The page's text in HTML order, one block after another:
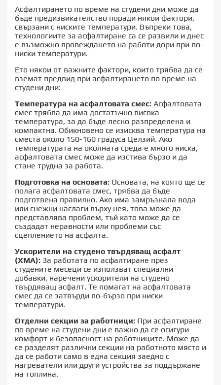
Асфалтирането по време на студени дни може да
бъде предизвикателство поради някои фактори,
свързани с ниските температури. Въпреки това,
технологиите за асфалтиране са се развили и днес
е възможно провеждането на работи дори при по-
ниски температури.
Ето някои от важните фактори, които трябва да се
вземат предвид при асфалтирането по време на
студени дни:
Температура на асфалтовата смес: Асфалтовата
смес трябва да има достатъчно висока
температура, за да бъде лесно разпределена и
компактна. Обикновено се изисква температура на
сместа около 150-160 градуса Целзий. Ако
температурата на околната среда е много ниска,
асфалтовата смес може да изстива бързо и да
стане трудна за работа.
Подготовка на основата: Основата, на която ще се
полага асфалтовата смес, трябва да бъде
подготвена правилно. Ако има замръзнала вода
или снежни наслаги върху нея, това може да
представлява проблем, тъй като може да се
създадат неравности или проблеми със
сцеплението на асфалта.
Ускорители на студено твърдяващ асфалт
(ХМА): За работата по асфалтиране през
студените месеци се използват специални
добавки, наречени ускорители на студено
твърдяващ асфалт. Те помагат на асфалтовата
смес да се затвърди по-бързо при ниски
температури.
Отделни секции за работници: При асфалтиране
по време на студени дни е важно да се осигури
комфорт и безопасност на работниците. Може да
се разделят различни секции на работното място и
да се работи само в една секция заедно с
нагреватели или други устройства за поддържане
на топлина.